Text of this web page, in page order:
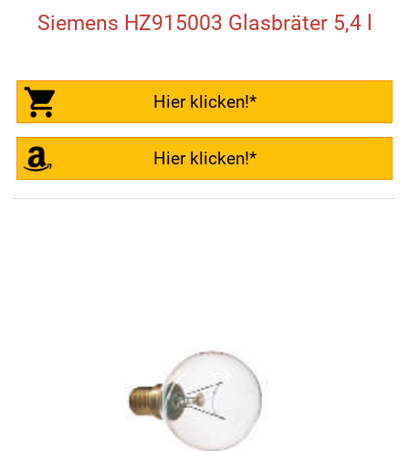
Siemens HZ915003 Glasbräter 5,4 l
Hier klicken!*
Hier klicken!*